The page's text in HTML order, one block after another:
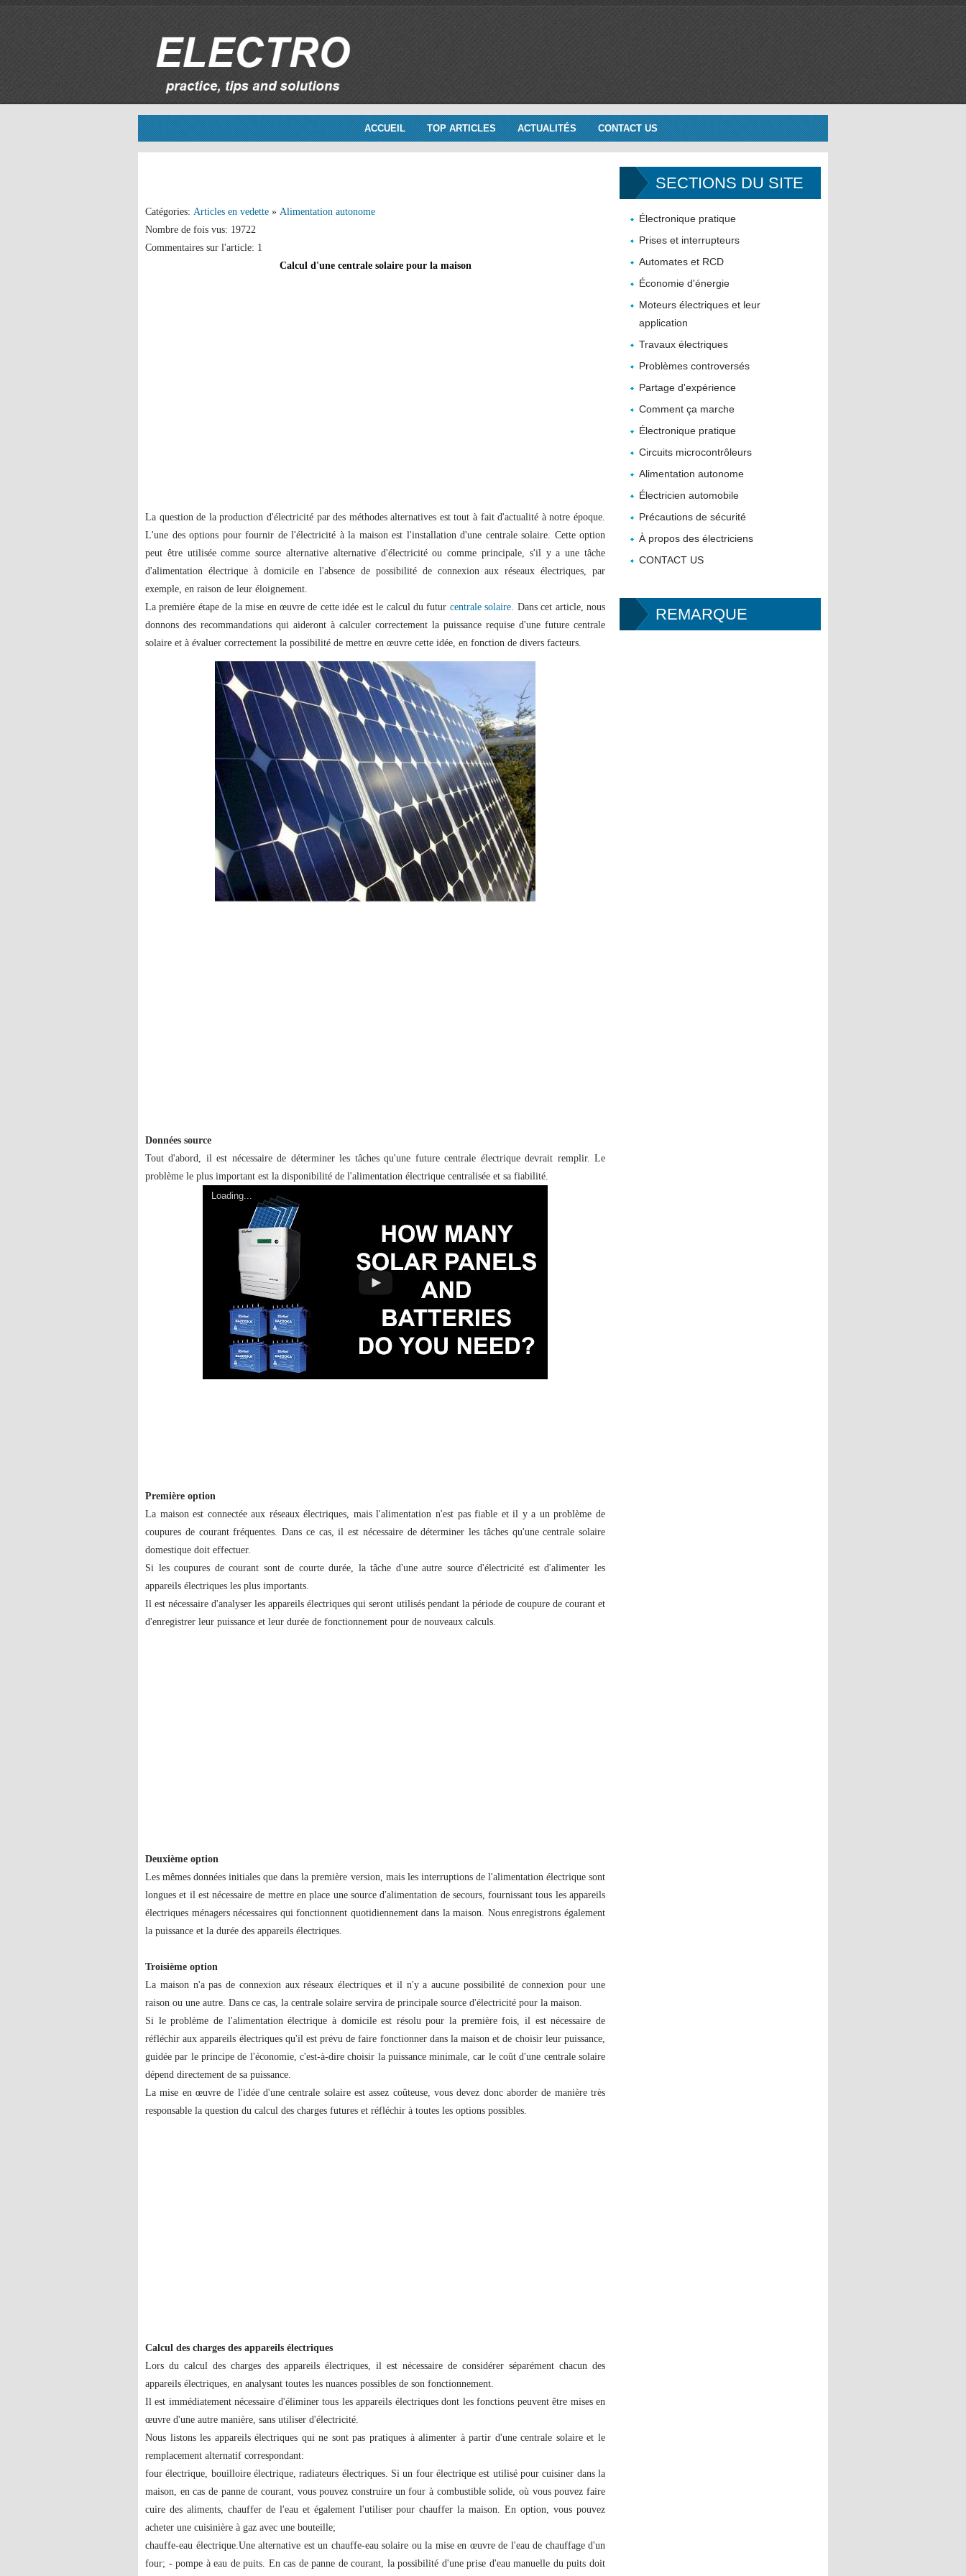
ACCUEIL TOP ARTICLES ACTUALITÉS CONTACT US
Catégories: Articles en vedette » Alimentation autonome
Nombre de fois vus: 19722
Commentaires sur l'article: 1
Calcul d'une centrale solaire pour la maison
La question de la production d'électricité par des méthodes alternatives est tout à fait d'actualité à notre époque.
L'une des options pour fournir de l'électricité à la maison est l'installation d'une centrale solaire. Cette option
peut être utilisée comme source alternative alternative d'électricité ou comme principale, s'il y a une tâche
d'alimentation électrique à domicile en l'absence de possibilité de connexion aux réseaux électriques, par
exemple, en raison de leur éloignement.
La première étape de la mise en œuvre de cette idée est le calcul du futur centrale solaire. Dans cet article, nous
donnons des recommandations qui aideront à calculer correctement la puissance requise d'une future centrale
solaire et à évaluer correctement la possibilité de mettre en œuvre cette idée, en fonction de divers facteurs.
Données source
Tout d'abord, il est nécessaire de déterminer les tâches qu'une future centrale électrique devrait remplir. Le
problème le plus important est la disponibilité de l'alimentation électrique centralisée et sa fiabilité.
Loading...
Première option
La maison est connectée aux réseaux électriques, mais l'alimentation n'est pas fiable et il y a un problème de
coupures de courant fréquentes. Dans ce cas, il est nécessaire de déterminer les tâches qu'une centrale solaire
domestique doit effectuer.
Si les coupures de courant sont de courte durée, la tâche d'une autre source d'électricité est d'alimenter les
appareils électriques les plus importants.
Il est nécessaire d'analyser les appareils électriques qui seront utilisés pendant la période de coupure de courant et
d'enregistrer leur puissance et leur durée de fonctionnement pour de nouveaux calculs.
Deuxième option
Les mêmes données initiales que dans la première version, mais les interruptions de l'alimentation électrique sont
longues et il est nécessaire de mettre en place une source d'alimentation de secours, fournissant tous les appareils
électriques ménagers nécessaires qui fonctionnent quotidiennement dans la maison. Nous enregistrons également
la puissance et la durée des appareils électriques.
Troisième option
La maison n'a pas de connexion aux réseaux électriques et il n'y a aucune possibilité de connexion pour une
raison ou une autre. Dans ce cas, la centrale solaire servira de principale source d'électricité pour la maison.
Si le problème de l'alimentation électrique à domicile est résolu pour la première fois, il est nécessaire de
réfléchir aux appareils électriques qu'il est prévu de faire fonctionner dans la maison et de choisir leur puissance,
guidée par le principe de l'économie, c'est-à-dire choisir la puissance minimale, car le coût d'une centrale solaire
dépend directement de sa puissance.
La mise en œuvre de l'idée d'une centrale solaire est assez coûteuse, vous devez donc aborder de manière très
responsable la question du calcul des charges futures et réfléchir à toutes les options possibles.
Calcul des charges des appareils électriques
Lors du calcul des charges des appareils électriques, il est nécessaire de considérer séparément chacun des
appareils électriques, en analysant toutes les nuances possibles de son fonctionnement.
Il est immédiatement nécessaire d'éliminer tous les appareils électriques dont les fonctions peuvent être mises en
œuvre d'une autre manière, sans utiliser d'électricité.
Nous listons les appareils électriques qui ne sont pas pratiques à alimenter à partir d'une centrale solaire et le
remplacement alternatif correspondant:
four électrique, bouilloire électrique, radiateurs électriques. Si un four électrique est utilisé pour cuisiner dans la
maison, en cas de panne de courant, vous pouvez construire un four à combustible solide, où vous pouvez faire
cuire des aliments, chauffer de l'eau et également l'utiliser pour chauffer la maison. En option, vous pouvez
acheter une cuisinière à gaz avec une bouteille;
chauffe-eau électrique.Une alternative est un chauffe-eau solaire ou la mise en œuvre de l'eau de chauffage d'un
four; - pompe à eau de puits. En cas de panne de courant, la possibilité d'une prise d'eau manuelle du puits doit
SECTIONS DU SITE
Électronique pratique
Prises et interrupteurs
Automates et RCD
Économie d'énergie
Moteurs électriques et leur
application
Travaux électriques
Problèmes controversés
Partage d'expérience
Comment ça marche
Électronique pratique
Circuits microcontrôleurs
Alimentation autonome
Électricien automobile
Précautions de sécurité
À propos des électriciens
CONTACT US
REMARQUE